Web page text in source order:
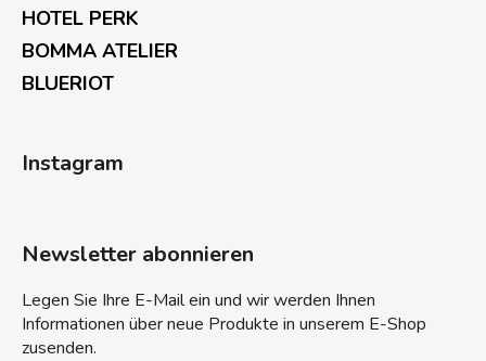
HOTEL PERK
BOMMA ATELIER
BLUERIOT
Instagram
Newsletter abonnieren
Legen Sie Ihre E-Mail ein und wir werden Ihnen
Informationen über neue Produkte in unserem E-Shop
zusenden.